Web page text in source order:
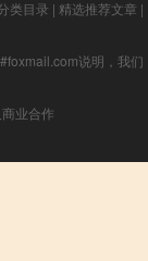
类目录 | 精选推荐文章 |
说明，我们
业合作